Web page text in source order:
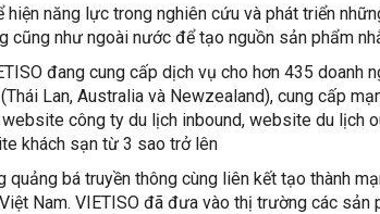
hiện năng lực trong nghiên cứu và phát triển
cũng như ngoài nước để tạo nguồn sản phẩm
đang cung cấp dịch vụ cho hơn 435 doanh
Lan, Australia và Newzealand), cung cấp
công ty du lịch inbound, website du lịch
khách sạn từ 3 sao trở lên
quảng bá truyền thông cùng liên kết tạo thành
Nam. VIETISO đã đưa vào thị trường các